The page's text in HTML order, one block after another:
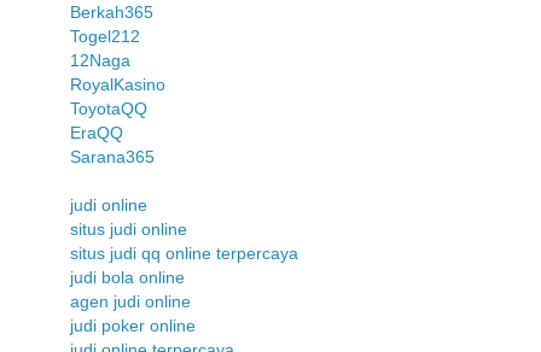
Berkah365
Togel212
12Naga
RoyalKasino
ToyotaQQ
EraQQ
Sarana365
judi online
situs judi online
situs judi qq online terpercaya
judi bola online
agen judi online
judi poker online